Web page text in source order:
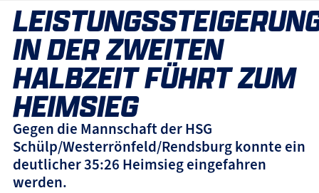
IN DER ZWEITEN
HALBZEIT FÜHRT ZUM
HEIMSIEG
Gegen die Mannschaft der HSG
Schülp/Westerrönfeld/Rendsburg konnte ein
deutlicher 35:26 Heimsieg eingefahren
werden.